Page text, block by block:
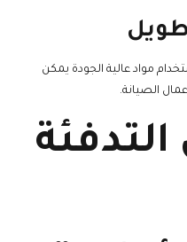
مواد عالية الجودة يمكن
الصيانة.